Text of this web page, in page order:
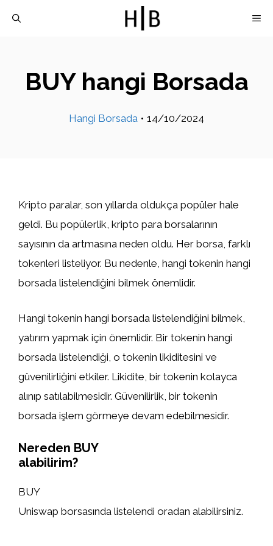
BUY hangi Borsada
Hangi Borsada • 14/10/2024
Kripto paralar, son yıllarda oldukça popüler hale
geldi. Bu popülerlik, kripto para borsalarının
sayısının da artmasına neden oldu. Her borsa, farklı
tokenleri listeliyor. Bu nedenle, hangi tokenin hangi
borsada listelendiğini bilmek önemlidir.
Hangi tokenin hangi borsada listelendiğini bilmek,
yatırım yapmak için önemlidir. Bir tokenin hangi
borsada listelendiği, o tokenin likiditesini ve
güvenilirliğini etkiler. Likidite, bir tokenin kolayca
alınıp satılabilmesidir. Güvenilirlik, bir tokenin
borsada işlem görmeye devam edebilmesidir.
Nereden BUY
alabilirim?
BUY
Uniswap borsasında listelendi oradan alabilirsiniz.